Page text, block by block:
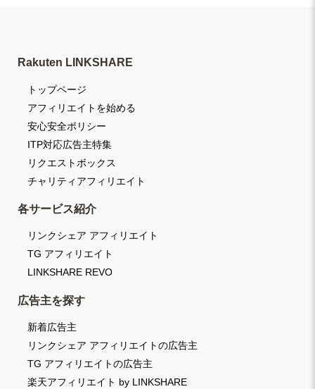
Rakuten LINKSHARE
トップページ
アフィリエイトを始める
安心安全ポリシー
ITP対応広告主特集
リクエストボックス
チャリティアフィリエイト
各サービス紹介
リンクシェア アフィリエイト
TG アフィリエイト
LINKSHARE REVO
広告主を探す
新着広告主
リンクシェア アフィリエイトの広告主
TG アフィリエイトの広告主
楽天アフィリエイト by LINKSHARE